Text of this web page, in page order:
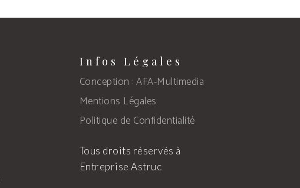
Infos Légales
Conception : AFA-Multimedia
Mentions Légales
Politique de Confidentialité
Tous droits réservés à
Entreprise Astruc